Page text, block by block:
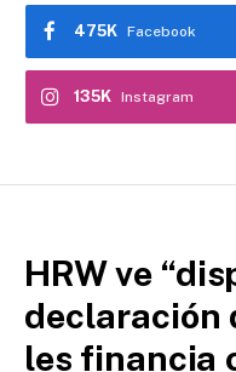
Facebook
475K
Instagram
135K
HRW ve
declaración
les financia